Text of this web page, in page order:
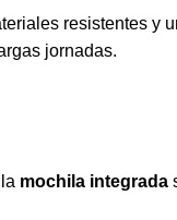
resistentes y
jornadas.
mochila integrada